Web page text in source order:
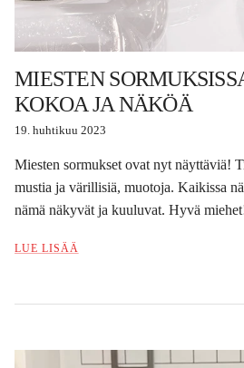
MIESTEN
KOKOA JA NÄKÖÄ
19. huhtikuu 2023
Miesten sormukset ovat nyt näyttäviä!
mustia ja värillisiä, muotoja. Kaikissa
nämä näkyvät ja kuuluvat. Hyvä
LUE LISÄÄ